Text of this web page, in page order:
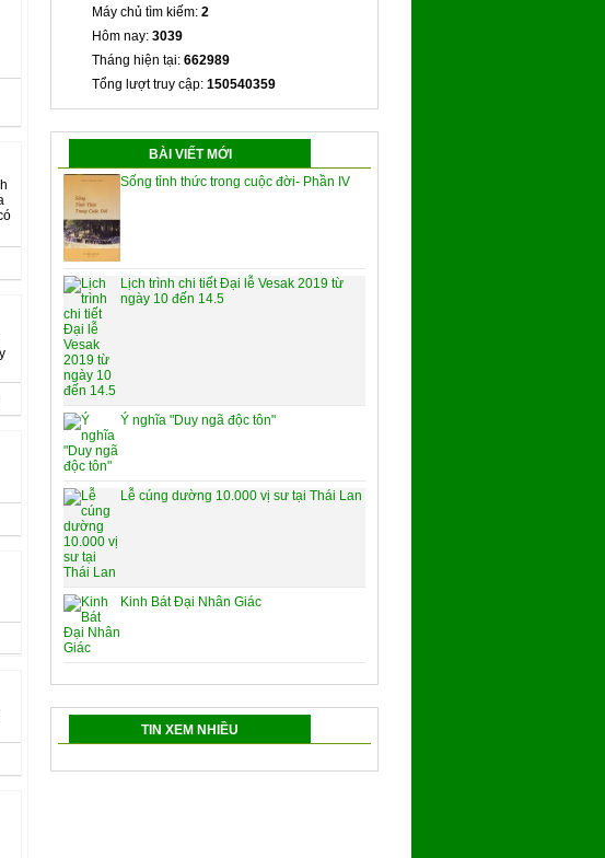
Máy chủ tìm kiếm: 2
Hôm nay: 3039
Tháng hiện tại: 662989
Tổng lượt truy cập: 150540359
BÀI VIẾT MỚI
Sống tỉnh thức trong cuộc đời- Phần IV
Lịch trình chi tiết Đại lễ Vesak 2019 từ
ngày 10 đến 14.5
Ý nghĩa "Duy ngã độc tôn"
Lễ cúng dường 10.000 vị sư tại Thái Lan
Kinh Bát Đại Nhân Giác
TIN XEM NHIỀU